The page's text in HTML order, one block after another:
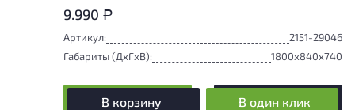
9.990 Р
Артикул:
2151-29046
Габариты (ДxГxВ):
1800x840x740
В корзину В один клик